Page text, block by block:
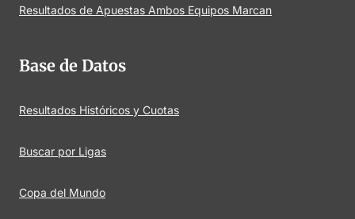
Resultados de Apuestas Ambos Equipos Marcan
Base de Datos
Resultados Históricos y Cuotas
Buscar por Ligas
Copa del Mundo